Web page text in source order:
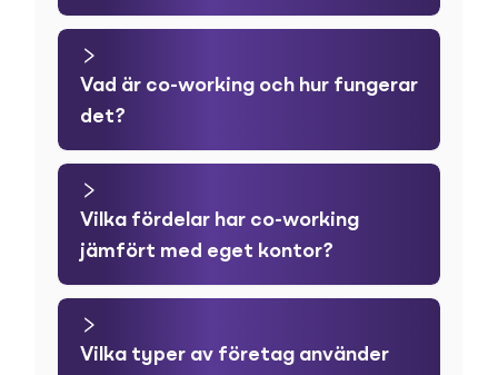
Vad är co-working och hur fungerar
det?
Vilka fördelar har co-working
jämfört med eget kontor?
Vilka typer av företag använder